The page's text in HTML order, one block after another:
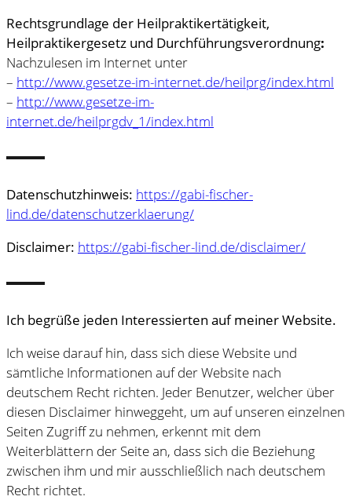
Rechtsgrundlage der Heilpraktikertätigkeit,
Heilpraktikergesetz und Durchführungsverordnung:
Nachzulesen im Internet unter
– http://www.gesetze-im-internet.de/heilprg/index.html
– http://www.gesetze-im-
internet.de/heilprgdv_1/index.html
Datenschutzhinweis: https://gabi-fischer-
lind.de/datenschutzerklaerung/
Disclaimer: https://gabi-fischer-lind.de/disclaimer/
Ich begrüße jeden Interessierten auf meiner Website.
Ich weise darauf hin, dass sich diese Website und
sämtliche Informationen auf der Website nach
deutschem Recht richten. Jeder Benutzer, welcher über
diesen Disclaimer hinweggeht, um auf unseren einzelnen
Seiten Zugriff zu nehmen, erkennt mit dem
Weiterblättern der Seite an, dass sich die Beziehung
zwischen ihm und mir ausschließlich nach deutschem
Recht richtet.